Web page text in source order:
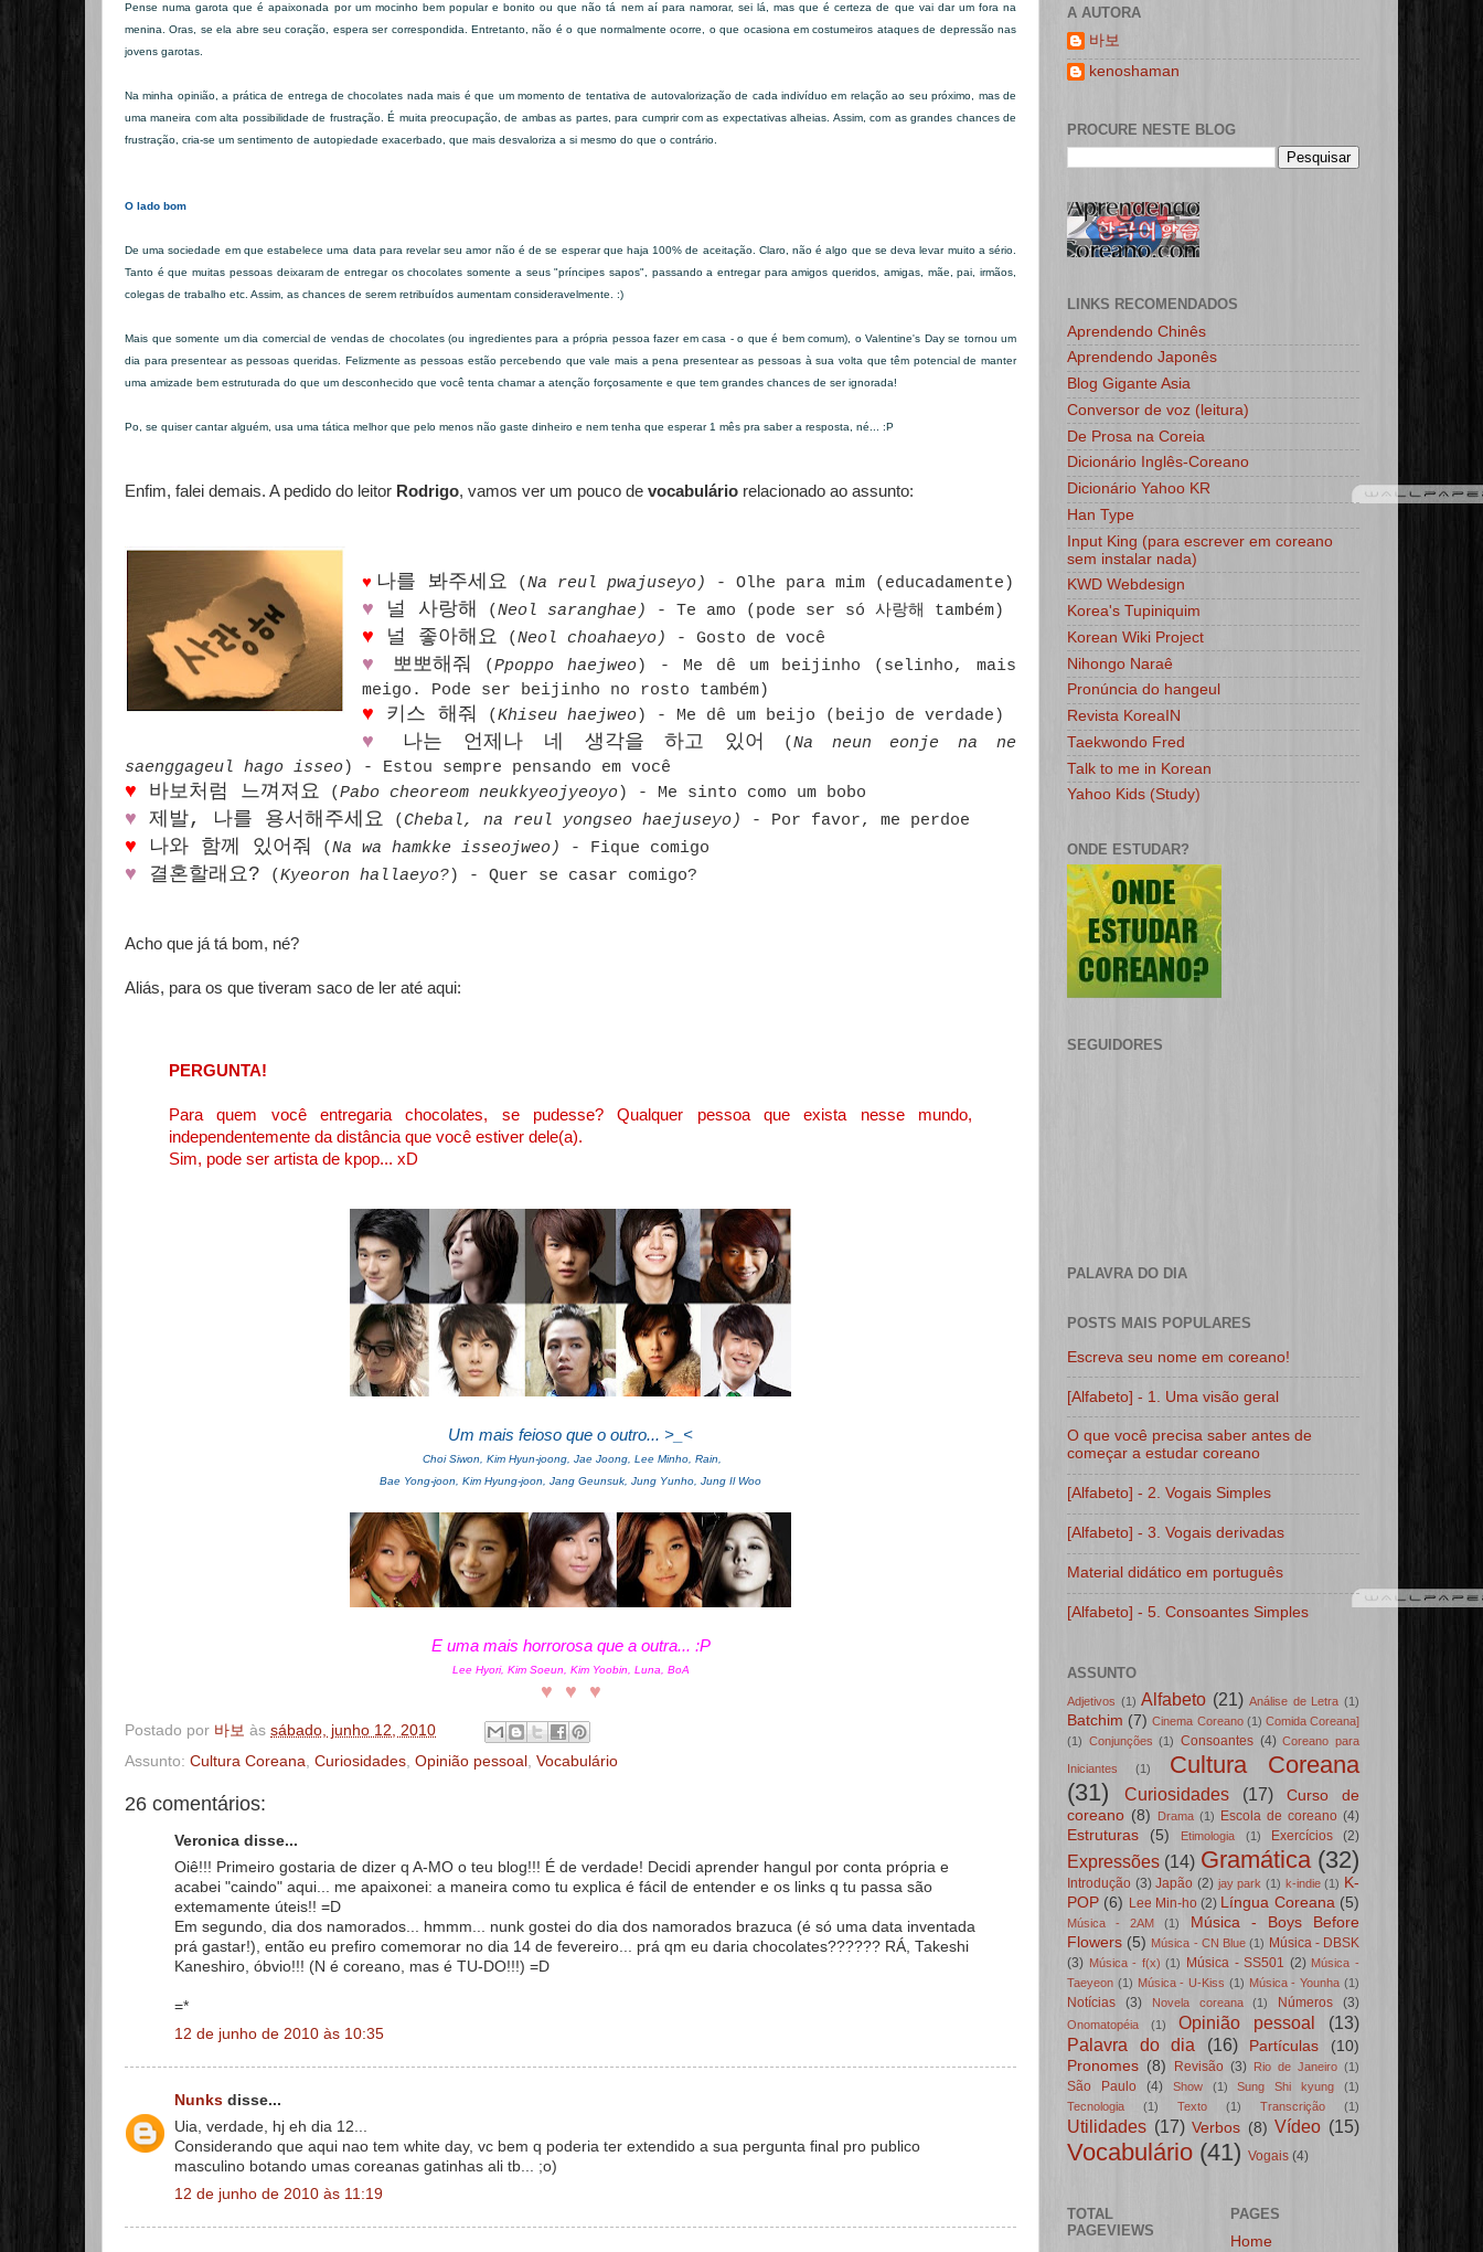
Pense numa garota que é apaixonada por um mocinho bem popular e bonito ou que não tá nem aí para namorar, sei lá, mas que é certeza de que vai dar um fora na
menina. Oras, se ela abre seu coração, espera ser correspondida. Entretanto, não é o que normalmente ocorre, o que ocasiona em costumeiros ataques de depressão nas
jovens garotas.
Na minha opinião, a prática de entrega de chocolates nada mais é que um momento de tentativa de autovalorização de cada indivíduo em relação ao seu próximo, mas de
uma maneira com alta possibilidade de frustração. É muita preocupação, de ambas as partes, para cumprir com as expectativas alheias. Assim, com as grandes chances de
frustração, cria-se um sentimento de autopiedade exacerbado, que mais desvaloriza a si mesmo do que o contrário.
O lado bom
De uma sociedade em que estabelece uma data para revelar seu amor não é de se esperar que haja 100% de aceitação. Claro, não é algo que se deva levar muito a sério.
Tanto é que muitas pessoas deixaram de entregar os chocolates somente a seus "príncipes sapos", passando a entregar para amigos queridos, amigas, mãe, pai, irmãos,
colegas de trabalho etc. Assim, as chances de serem retribuídos aumentam consideravelmente. :)
Mais que somente um dia comercial de vendas de chocolates (ou ingredientes para a própria pessoa fazer em casa - o que é bem comum), o Valentine's Day se tornou um
dia para presentear as pessoas queridas. Felizmente as pessoas estão percebendo que vale mais a pena presentear as pessoas à sua volta que têm potencial de manter
uma amizade bem estruturada do que um desconhecido que você tenta chamar a atenção forçosamente e que tem grandes chances de ser ignorada!
Po, se quiser cantar alguém, usa uma tática melhor que pelo menos não gaste dinheiro e nem tenha que esperar 1 mês pra saber a resposta, né... :P
Enfim, falei demais. A pedido do leitor Rodrigo, vamos ver um pouco de vocabulário relacionado ao assunto:
♥ 나를 봐주세요 (Na reul pwajuseyo) - Olhe para mim (educadamente)
♥ 널 사랑해 (Neol saranghae) - Te amo (pode ser só 사랑해 também)
♥ 널 좋아해요 (Neol choahaeyo) - Gosto de você
♥ 뽀뽀해줘 (Ppoppo haejweo) - Me dê um beijinho (selinho, mais
meigo. Pode ser beijinho no rosto também)
♥ 키스 해줘 (Khiseu haejweo) - Me dê um beijo (beijo de verdade)
♥ 나는 언제나 네 생각을 하고 있어 (Na neun eonje na ne
saenggageul hago isseo) - Estou sempre pensando em você
♥ 바보처럼 느껴져요 (Pabo cheoreom neukkyeojyeoyo) - Me sinto como um bobo
♥ 제발, 나를 용서해주세요 (Chebal, na reul yongseo haejuseyo) - Por favor, me perdoe
♥ 나와 함께 있어줘 (Na wa hamkke isseojweo) - Fique comigo
♥ 결혼할래요? (Kyeoron hallaeyo?) - Quer se casar comigo?
Acho que já tá bom, né?
Aliás, para os que tiveram saco de ler até aqui:
PERGUNTA!
Para quem você entregaria chocolates, se pudesse? Qualquer pessoa que exista nesse mundo,
independentemente da distância que você estiver dele(a).
Sim, pode ser artista de kpop... xD
Um mais feioso que o outro... >_<
Choi Siwon, Kim Hyun-joong, Jae Joong, Lee Minho, Rain,
Bae Yong-joon, Kim Hyung-joon, Jang Geunsuk, Jung Yunho, Jung Il Woo
E uma mais horrorosa que a outra... :P
Lee Hyori, Kim Soeun, Kim Yoobin, Luna, BoA
♥ ♥ ♥
Postado por 바보 às sábado, junho 12, 2010
Assunto: Cultura Coreana, Curiosidades, Opinião pessoal , Vocabulário
26 comentários:
Veronica disse...
Oiê!!! Primeiro gostaria de dizer q A-MO o teu blog!!! É de verdade! Decidi aprender hangul por conta própria e
acabei "caindo" aqui... me apaixonei: a maneira como tu explica é fácil de entender e os links q tu passa são
extemamente úteis!! =D
Em segundo, dia dos namorados... hmmm... nunk gostei do dia dos namorados brazuca (é só uma data inventada
prá gastar!), então eu prefiro comemorar no dia 14 de fevereiro... prá qm eu daria chocolates?????? RÁ, Takeshi
Kaneshiro, óbvio!!! (N é coreano, mas é TU-DO!!!) =D
=*
12 de junho de 2010 às 10:35
Nunks disse...
Uia, verdade, hj eh dia 12...
Considerando que aqui nao tem white day, vc bem q poderia ter extendido a sua pergunta final pro publico
masculino botando umas coreanas gatinhas ali tb... ;o)
12 de junho de 2010 às 11:19
A AUTORA
바보
kenoshaman
PROCURE NESTE BLOG
LINKS RECOMENDADOS
Aprendendo Chinês
Aprendendo Japonês
Blog Gigante Asia
Conversor de voz (leitura)
De Prosa na Coreia
Dicionário Inglês-Coreano
Dicionário Yahoo KR
Han Type
Input King (para escrever em coreano
sem instalar nada)
KWD Webdesign
Korea's Tupiniquim
Korean Wiki Project
Nihongo Naraê
Pronúncia do hangeul
Revista KoreaIN
Taekwondo Fred
Talk to me in Korean
Yahoo Kids (Study)
ONDE ESTUDAR?
SEGUIDORES
PALAVRA DO DIA
POSTS MAIS POPULARES
Escreva seu nome em coreano!
[Alfabeto] - 1. Uma visão geral
O que você precisa saber antes de
começar a estudar coreano
[Alfabeto] - 2. Vogais Simples
[Alfabeto] - 3. Vogais derivadas
Material didático em português
[Alfabeto] - 5. Consoantes Simples
ASSUNTO
Adjetivos (1) Alfabeto (21) Análise de Letra (1)
Batchim (7) Cinema Coreano (1) Comida Coreana]
(1) Conjunções (1) Consoantes (4) Coreano para
Iniciantes (1)
Cultura Coreana
(31)
Curiosidades (17)
Curso de
coreano (8) Drama (1) Escola de coreano (4)
Estruturas (5) Etimologia (1) Exercícios (2)
Expressões (14) Gramática (32)
Introdução (3) Japão (2) jay park (1) k-indie (1) K-
POP (6) Lee Min-ho (2) Língua Coreana (5)
Música - 2AM (1)
Música - Boys Before
Flowers (5) Música - CN Blue (1) Música - DBSK
(3) Música - f(x) (1) Música - SS501 (2) Música -
Taeyeon (1) Música - U-Kiss (1) Música - Younha (1)
Notícias (3) Novela coreana (1) Números (3)
Onomatopéia (1) Opinião pessoal
(13)
Palavra do dia
(16) Partículas
(10)
Pronomes (8) Revisão (3) Rio de Janeiro (1)
São Paulo (4) Show (1) Sung Shi kyung
(1)
Tecnologia
(1) Texto (1) Transcrição (1)
Utilidades (17) Verbos (8) Vídeo (15)
Vocabulário (41) Vogais (4)
TOTAL
PAGEVIEWS
PAGES
Home